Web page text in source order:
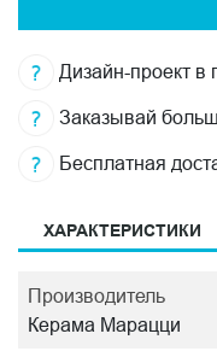
Дизайн-проект в
Заказывай
Бесплатная
ХАРАКТЕРИСТИКИ
Производитель
Керама Марацци